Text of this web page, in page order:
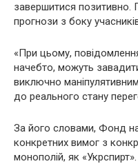
завершитися позитивно.
прогнози з боку
«При цьому,
начебто, можуть
виключно
до реального стану
За його словами, Фонд
конкретних вимог з
монополій, як «Укрспирт».